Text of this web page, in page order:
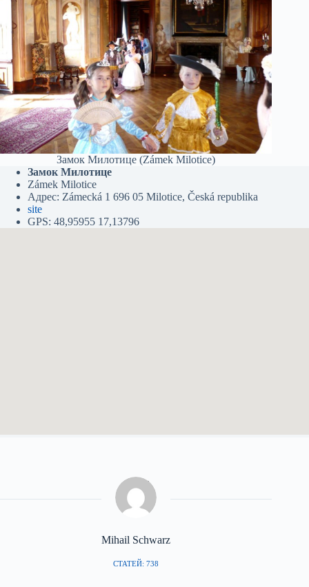
Замок Милотице (Zámek Milotice)
Замок Милотице
Zámek Milotice
Адрес: Zámecká 1 696 05 Milotice, Česká republika
site
GPS: 48,95955 17,13796
Mihail Schwarz
СТАТЕЙ: 738